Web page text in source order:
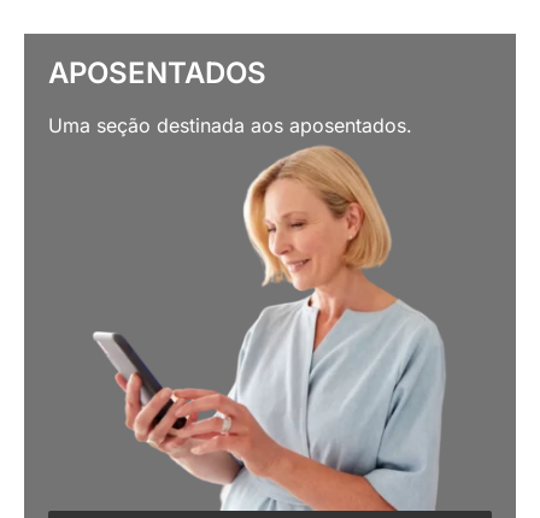
APOSENTADOS
Uma seção destinada aos aposentados.